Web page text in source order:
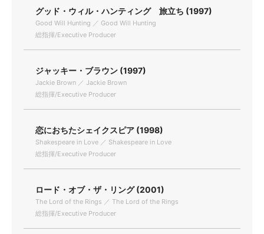
グッド・ウィル・ハンティング 旅立ち (1997)
Good Will Hunting ／ Good Will Hunting
総指揮/Executive Producer
ジャッキー・ブラウン (1997)
Jackie Brown ／ Jackie Brown
総指揮/Executive Producer
恋におちたシェイクスピア (1998)
Shakespeare in Love ／ Shakespeare in Love
総指揮/Executive Producer
ロード・オブ・ザ・リング (2001)
The Lord of the Rings ／ The Lord of the Rings
総指揮/Executive Producer